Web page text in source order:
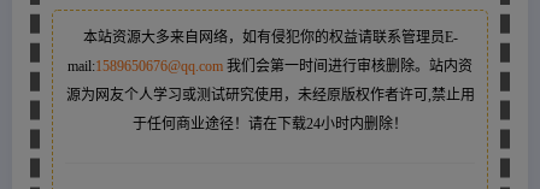
本站资源大多来自网络，如有侵犯你的权益请联系管理员E-
mail:1589650676@qq.com 我们会第一时间进行审核删除。站内资
源为网友个人学习或测试研究使用，未经原版权作者许可,禁止用
于任何商业途径！请在下载24小时内删除！